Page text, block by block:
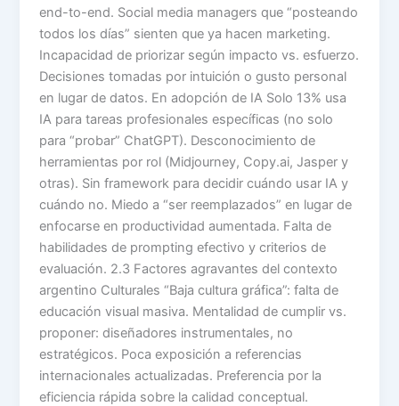
end-to-end. Social media managers que “posteando
todos los días” sienten que ya hacen marketing.
Incapacidad de priorizar según impacto vs. esfuerzo.
Decisiones tomadas por intuición o gusto personal
en lugar de datos. En adopción de IA Solo 13% usa
IA para tareas profesionales específicas (no solo
para “probar” ChatGPT). Desconocimiento de
herramientas por rol (Midjourney, Copy.ai, Jasper y
otras). Sin framework para decidir cuándo usar IA y
cuándo no. Miedo a “ser reemplazados” en lugar de
enfocarse en productividad aumentada. Falta de
habilidades de prompting efectivo y criterios de
evaluación. 2.3 Factores agravantes del contexto
argentino Culturales “Baja cultura gráfica”: falta de
educación visual masiva. Mentalidad de cumplir vs.
proponer: diseñadores instrumentales, no
estratégicos. Poca exposición a referencias
internacionales actualizadas. Preferencia por la
eficiencia rápida sobre la calidad conceptual.